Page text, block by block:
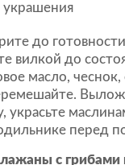
до
вилкой до
масло,
украсьте
перед
с грибами